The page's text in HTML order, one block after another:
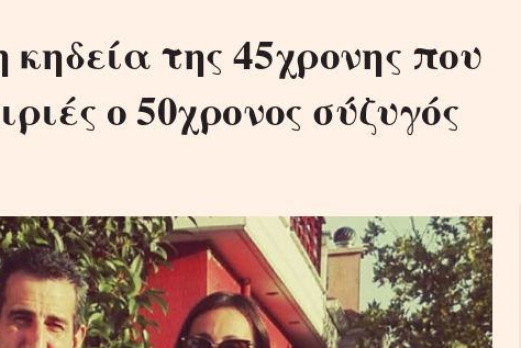
της 45χρονης που
ο 50χρονος σύζυγός